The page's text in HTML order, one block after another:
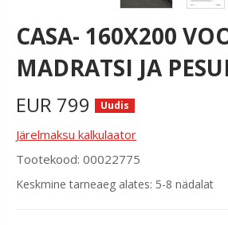
CASA- 160X200
MADRATSI JA
EUR 799 Uudis
Järelmaksu kalkulaator
Tootekood: 00022775
Keskmine tarneaeg alates: 5-8 nädalat